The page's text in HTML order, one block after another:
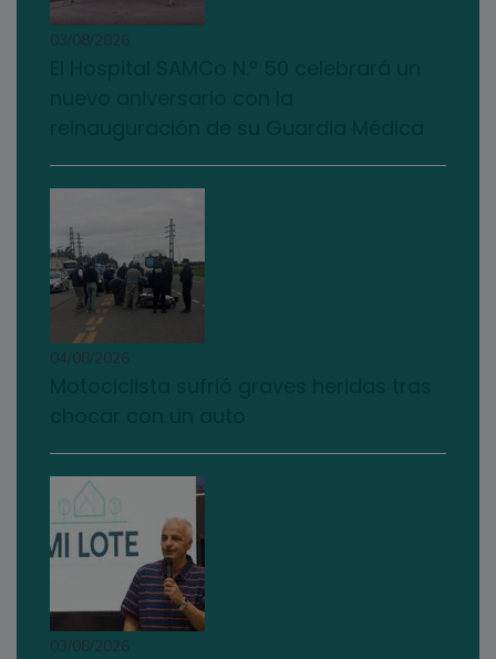
03/08/2026
04/08/2026
03/08/2026